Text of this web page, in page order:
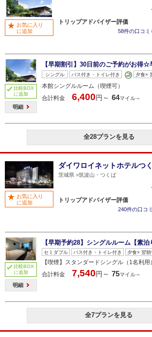
トリップアドバイザー評価
58件の口コ
お気に入り
に追加
比較BOX
に追加
明細
【早期割引】30日前のご予約がお得
シングル バス付き・トイレ付き 夕食×
本館シングルルーム（喫煙可）
合計料金
6,400円～ 64マイル～
全28プランを見る
ダイワロイネットホテルつ
茨城県 筑波山・つくば
トリップアドバイザー評価
240件の口コ
お気に入り
に追加
比較BOX
に追加
明細
【早期予約28】シングルルーム【素泊
セミダブル バス付き・トイレ付き 夕食× 翌
【喫煙】スタンダードシングル（1名利用）
合計料金
7,540円～ 75マイル～
全7プランを見る